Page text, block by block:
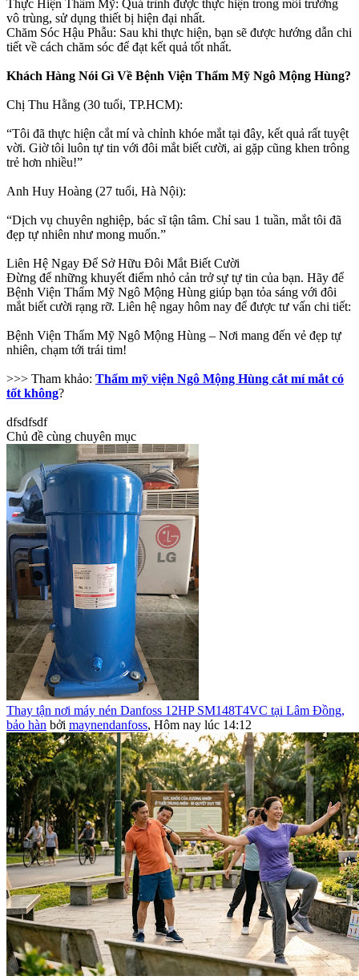
Thực Hiện Thẩm Mỹ: Quá trình được thực hiện trong môi trường
vô trùng, sử dụng thiết bị hiện đại nhất.
Chăm Sóc Hậu Phẫu: Sau khi thực hiện, bạn sẽ được hướng dẫn chi
tiết về cách chăm sóc để đạt kết quả tốt nhất.
Khách Hàng Nói Gì Về Bệnh Viện Thẩm Mỹ Ngô Mộng Hùng?
Chị Thu Hằng (30 tuổi, TP.HCM):
“Tôi đã thực hiện cắt mí và chỉnh khóe mắt tại đây, kết quả rất tuyệt
vời. Giờ tôi luôn tự tin với đôi mắt biết cười, ai gặp cũng khen trông
trẻ hơn nhiều!”
Anh Huy Hoàng (27 tuổi, Hà Nội):
“Dịch vụ chuyên nghiệp, bác sĩ tận tâm. Chỉ sau 1 tuần, mắt tôi đã
đẹp tự nhiên như mong muốn.”
Liên Hệ Ngay Để Sở Hữu Đôi Mắt Biết Cười
Đừng để những khuyết điểm nhỏ cản trở sự tự tin của bạn. Hãy để
Bệnh Viện Thẩm Mỹ Ngô Mộng Hùng giúp bạn tỏa sáng với đôi
mắt biết cười rạng rỡ. Liên hệ ngay hôm nay để được tư vấn chi tiết:
Bệnh Viện Thẩm Mỹ Ngô Mộng Hùng – Nơi mang đến vẻ đẹp tự
nhiên, chạm tới trái tim!
>>> Tham khảo: Thẩm mỹ viện Ngô Mộng Hùng cắt mí mắt có
tốt không?
dfsdfsdf
Chủ đề cùng chuyên mục
Thay tận nơi máy nén Danfoss 12HP SM148T4VC tại Lâm Đồng,
bảo hàn bởi maynendanfoss, Hôm nay lúc 14:12